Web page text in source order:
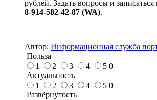
рублей. Задать вопросы и
8-914-582-42-87 (WA).
Автор: Информационная служба
Польза
1
2 3 4 5 0
Актуальность
1
2 3 4 5 0
Развёрнутость